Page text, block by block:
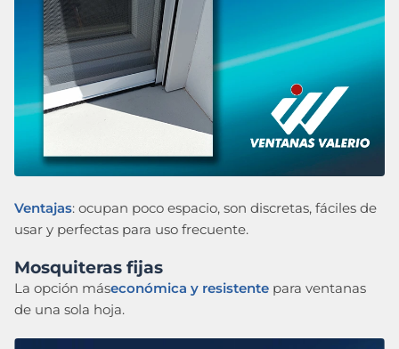
Ventajas: ocupan poco espacio, son discretas, fáciles de
usar y perfectas para uso frecuente.
Mosquiteras fijas
La opción máseconómica y resistente para ventanas
de una sola hoja.